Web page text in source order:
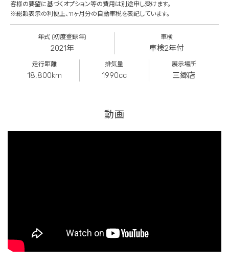
客様の要望に基づくオプション等の費用は別途申し受けます。
※総額表示の利便上、11ヶ月分の自動車税を表記しています。
年式 (初度登録年)
2021年
車検
車検2年付
走行距離
18,800km
排気量
1990cc
展示場所
三郷店
動画